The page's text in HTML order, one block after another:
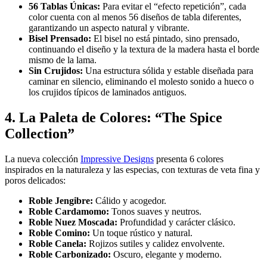
56 Tablas Únicas: Para evitar el “efecto repetición”, cada
color cuenta con al menos 56 diseños de tabla diferentes,
garantizando un aspecto natural y vibrante.
Bisel Prensado: El bisel no está pintado, sino prensado,
continuando el diseño y la textura de la madera hasta el borde
mismo de la lama.
Sin Crujidos: Una estructura sólida y estable diseñada para
caminar en silencio, eliminando el molesto sonido a hueco o
los crujidos típicos de laminados antiguos.
4. La Paleta de Colores: “The Spice
Collection”
La nueva colección Impressive Designs presenta 6 colores
inspirados en la naturaleza y las especias, con texturas de veta fina y
poros delicados:
Roble Jengibre: Cálido y acogedor.
Roble Cardamomo: Tonos suaves y neutros.
Roble Nuez Moscada: Profundidad y carácter clásico.
Roble Comino: Un toque rústico y natural.
Roble Canela: Rojizos sutiles y calidez envolvente.
Roble Carbonizado: Oscuro, elegante y moderno.